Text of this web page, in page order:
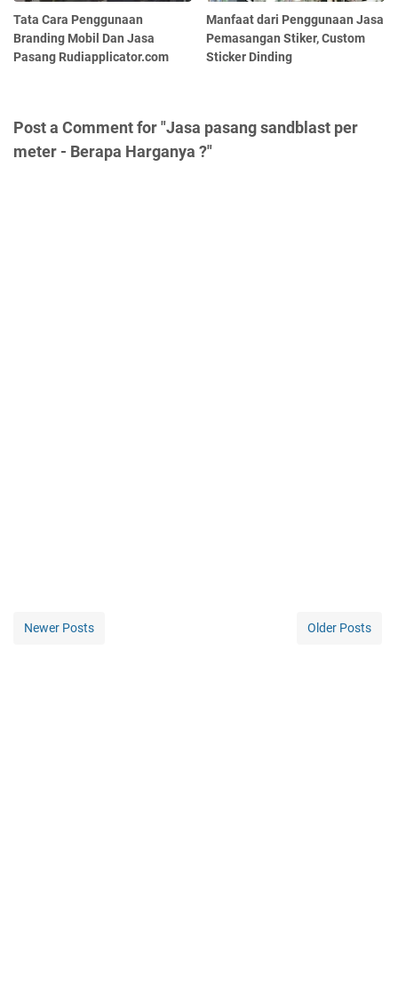
Tata Cara Penggunaan
Branding Mobil Dan Jasa
Pasang Rudiapplicator.com
Manfaat dari Penggunaan Jasa
Pemasangan Stiker, Custom
Sticker Dinding
Post a Comment for "Jasa pasang sandblast per
meter - Berapa Harganya ?"
Newer Posts Older Posts